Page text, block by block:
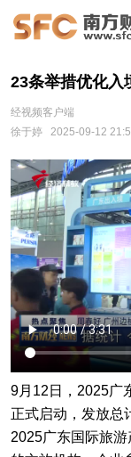
23条举措优化入
经视频客户端
徐于婷
2025-09-12
9月12日，2025广
正式启动，发放总
2025广东国际旅